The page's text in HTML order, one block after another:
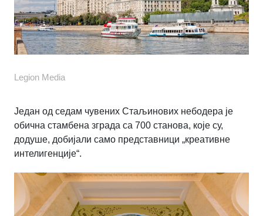
Legion Media
Један од седам чувених Стаљинових небодера је
обична стамбена зграда са 700 станова, које су,
додуше, добијали само представници „креативне
интелигенције“.